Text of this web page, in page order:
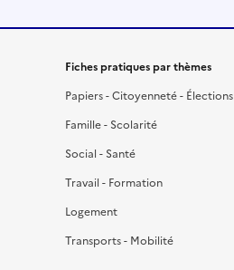
Fiches pratiques par thèmes
Papiers - Citoyenneté - Élections
Famille - Scolarité
Social - Santé
Travail - Formation
Logement
Transports - Mobilité